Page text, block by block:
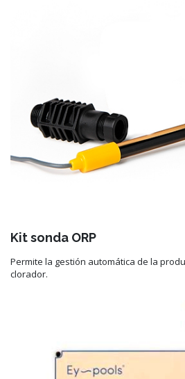
Kit sonda ORP
Permite la gestión automática de la
clorador.